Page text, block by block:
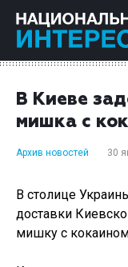
В Киеве
мишка с
Архив новостей 30
В столице
доставки
мишку с